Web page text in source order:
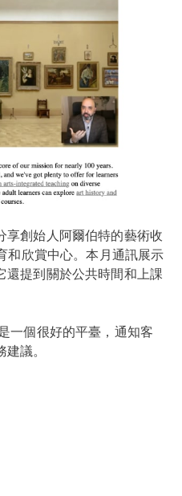
享創始人阿爾伯特的藝術收
和欣賞中心。本月通訊展示
還提到關於公共時間和上課
一個很好的平臺，通知客
議。